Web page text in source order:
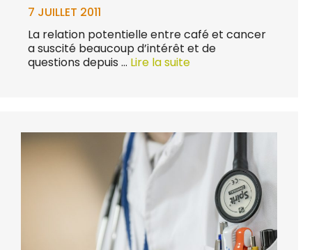
7 JUILLET 2011
La relation potentielle entre café et cancer
a suscité beaucoup d’intérêt et de
questions depuis … Lire la suite